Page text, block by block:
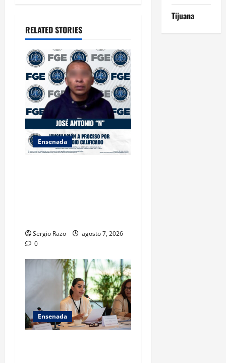
n
RELATED STORIES
Ensenada
Sergio Razo
agosto 7, 2026
0
Ensenada
Tijuana